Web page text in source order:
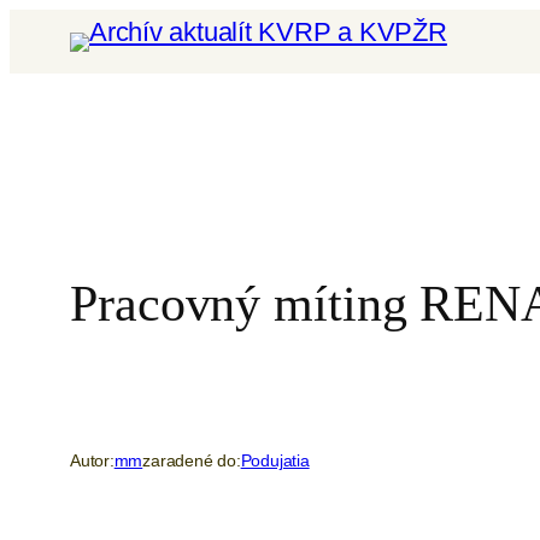
Prejsť
Pracovný míting
Autor:mmzaradené do:Podujatia